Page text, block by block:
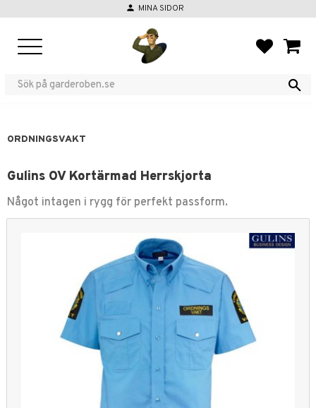
person MINA SIDOR
ORDNINGSVAKT
Gulins OV Kortärmad Herrskjorta
Något intagen i rygg för perfekt passform.